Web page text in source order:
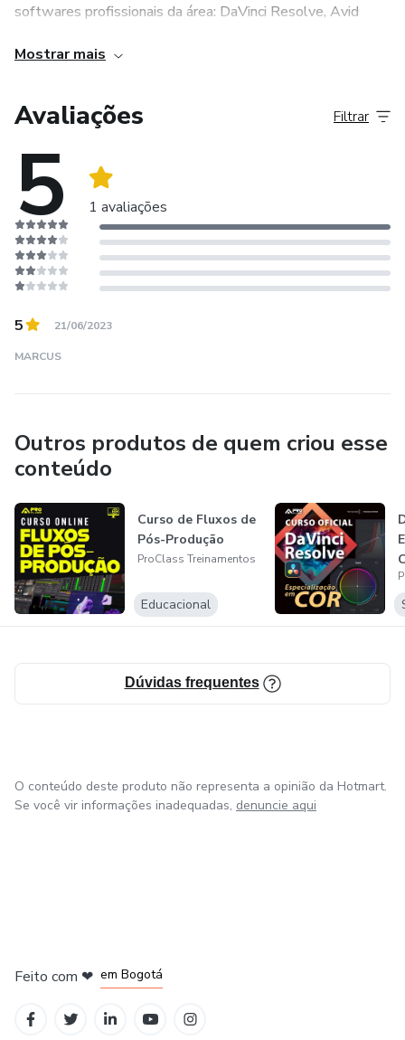
softwares profissionais da área: DaVinci Resolve, Avid
After Effects, Pro Tools etc
A marca ProClass é atualmente referência internacional de
qualidade de serviço em treinamentos e educação. O
know-how e certificações de sua equipe, junto com o
vínculo estreito com as áreas de engenharia e educação
fazem a diferença na formação dos seus instrutores,
capacitação de equipes, criação dos planos de aula,
metodologia e, finalmente, no padrão de qualidade de
todos os cursos, treinamentos e serviços oferecidos.
Mostrar mais
Avaliações
5 1 avaliações
Filtrar
5 21/06/2023
MARCUS
Outros produtos de quem criou esse
conteúdo
Curso de Fluxos de
Pós-Produção
ProClass Treinamentos
Educacional
Dúvidas frequentes
O conteúdo deste produto não representa a opinião da Hotmart.
Se você vir informações inadequadas, denuncie aqui
Feito com ❤ em Bogotá